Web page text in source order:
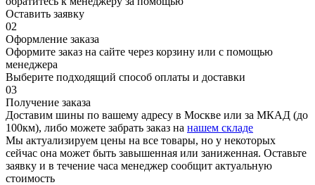
Оставить заявку
02
Оформление заказа
Оформите заказ на сайте через корзину или с помощью
менеджера
Выберите подходящий способ оплаты и доставки
03
Получение заказа
Доставим шины по вашему адресу в Москве или за МКАД (до
100км), либо можете забрать заказ на нашем складе
Мы актуализируем цены на все товары, но у некоторых
сейчас она может быть завышенная или заниженная. Оставьте
заявку и в течение часа менеджер сообщит актуальную
стоимость